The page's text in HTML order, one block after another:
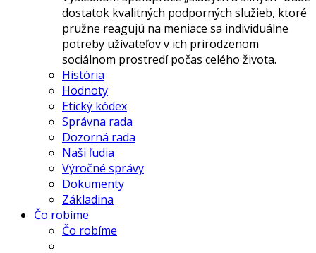
dostatok kvalitných podporných služieb, ktoré
pružne reagujú na meniace sa individuálne
potreby užívateľov v ich prirodzenom
sociálnom prostredí počas celého života.
História
Hodnoty
Etický kódex
Správna rada
Dozorná rada
Naši ľudia
Výročné správy
Dokumenty
Základina
Čo robíme
Čo robíme